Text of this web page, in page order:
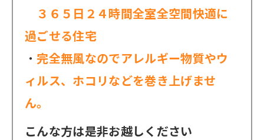
３６５日２４時間全室全空間快適に
過ごせる住宅
・ 完全無風なのでアレルギー物質やウ
ィルス、ホコリなどを巻き上げませ
ん。
こんな方は是非お越しください